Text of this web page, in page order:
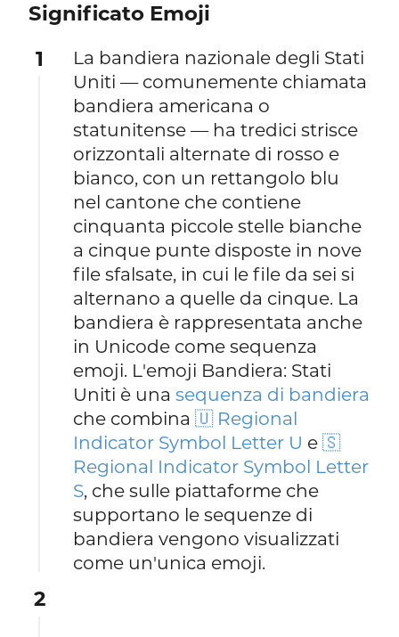
Significato Emoji
1
La bandiera nazionale degli Stati
Uniti — comunemente chiamata
bandiera americana o
statunitense — ha tredici strisce
orizzontali alternate di rosso e
bianco, con un rettangolo blu
nel cantone che contiene
cinquanta piccole stelle bianche
a cinque punte disposte in nove
file sfalsate, in cui le file da sei si
alternano a quelle da cinque. La
bandiera è rappresentata anche
in Unicode come sequenza
emoji. L'emoji Bandiera: Stati
Uniti è unasequenza di bandiera
che combina🇺 Regional
Indicator Symbol Letter U e🇸
Regional Indicator Symbol Letter
S, che sulle piattaforme che
supportano le sequenze di
bandiera vengono visualizzati
come un'unica emoji.
2